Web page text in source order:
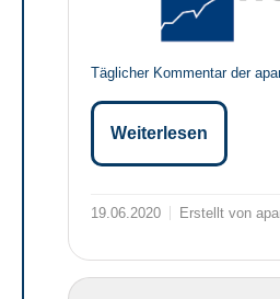
Täglicher Kommentar der
Weiterlesen
19.06.2020 Erstellt von